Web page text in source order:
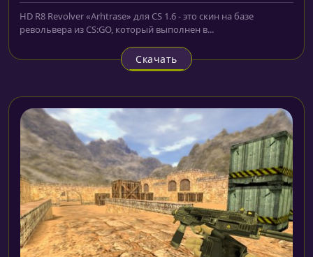
HD R8 Revolver «Arhtrase» для CS 1.6 - это скин на базе
револьвера из CS:GO, который выполнен в...
Скачать